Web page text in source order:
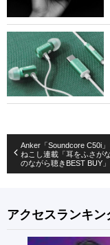
Anker「Soundcore C50i」
ねこし連載「耳をふさが
のながら聴きBEST BUY」
アクセスランキン